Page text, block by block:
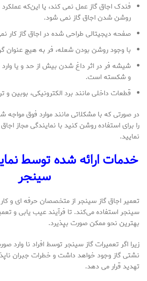
فندک اجاق گاز عمل نمی‌ کند، یا این‌که
روشن شدن اجاق گاز نمی‌ شود.
صفحه دیجیتالی طراحی شده در اجاق گاز کار
با وجود روشن بودن شعله، فر به هیچ عنوان
شیشه فر در اثر داغ شدن بیش از حد و یا
و شکسته است.
قطعات داخلی مانند برد الکترونیکی، بوبین و
در صورتی که با مشکلاتی مانند موارد فوق مواجه
را برای استفاده روشن کنید با نمایندگی مجاز
نمایید.
خدمات ارائه شده توسط
سینجر
تعمیر اجاق گاز سینجر از متخصصان حرفه‌ ای و
سینجر استفاده می‌کند. تا فرآیند عیب یابی و
بهترین نحو ممکن صورت بپذیرد.
زیرا اگر تعمیرات گاز سینجر توسط افراد نا وارد
نشتی گاز وجود خواهد داشت و خطرات جبران
تهدید قرار می‌ دهد.